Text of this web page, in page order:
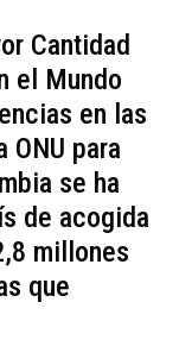
Cantidad
el Mundo
en las
para
se ha
de acogida
millones
que